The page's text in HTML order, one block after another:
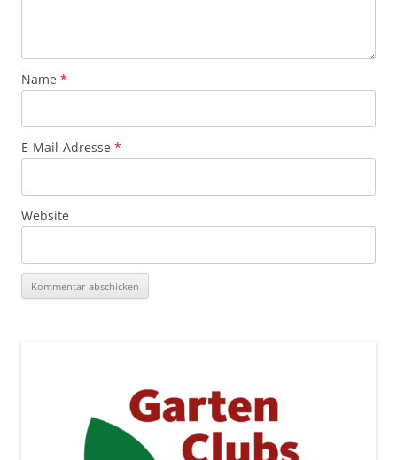
Name *
E-Mail-Adresse *
Website